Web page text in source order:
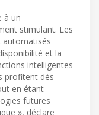
à un
stimulant. Les
automatisés
et la
intelligentes
profitent dès
en étant
futures
», déclare